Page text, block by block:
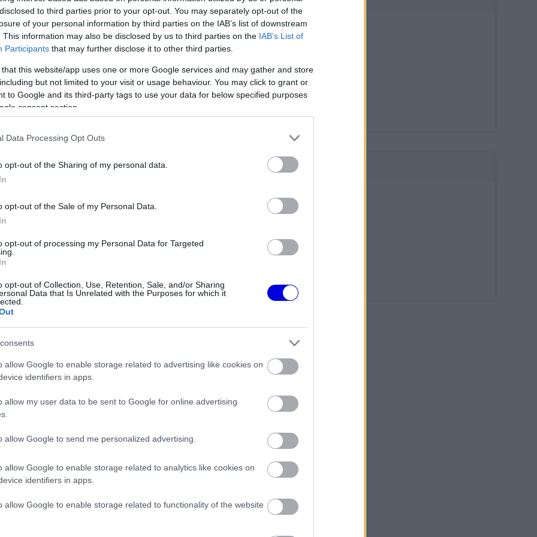
to third parties prior to your opt-out. You may separately opt-out of the
of your personal information by third parties on the IAB’s list of downstream
This information may also be disclosed by us to third parties on the IAB’s List of
Participants that may further disclose it to other third parties.
that this website/app uses one or more Google services and may gather and store
but not limited to your visit or usage behaviour. You may click to grant or
to Google and its third-party tags to use your data for below specified purposes
consent section.
Data Processing Opt Outs
opt-out of the Sharing of my personal data.
opt-out of the Sale of my Personal Data.
opt-out of processing my Personal Data for Targeted
opt-out of Collection, Use, Retention, Sale, and/or Sharing
Data that Is Unrelated with the Purposes for which it
allow Google to enable storage related to advertising like cookies on
identifiers in apps.
allow my user data to be sent to Google for online advertising
allow Google to send me personalized advertising.
allow Google to enable storage related to analytics like cookies on
identifiers in apps.
allow Google to enable storage related to functionality of the website
csak erre akarok emlékezni. Több ezer
mindannyian éveken át keményen
egyáltalán nem érzem igazságosnak,
benne, hogy végül a megfelelő döntés
az igazunkért” – fogalmazott az
állt elő a
FORMA-1
nyernie a McLarennel